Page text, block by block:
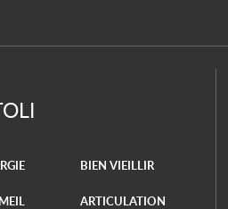
BIEN VIEILLIR
ARTICULATION